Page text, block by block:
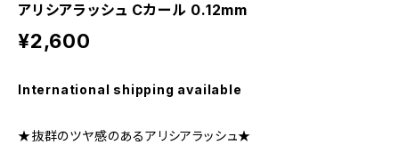
アリシアラッシュ Cカール 0.12mm
¥2,600
International shipping available
★抜群のツヤ感のあるアリシアラッシュ★